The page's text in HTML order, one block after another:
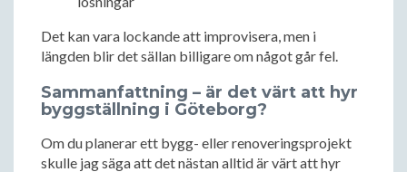
Det kan vara lockande att improvisera, men i
längden blir det sällan billigare om något går fel.
Sammanfattning – är det värt att hyr
byggställning i Göteborg?
Om du planerar ett bygg- eller renoveringsprojekt
skulle jag säga att det nästan alltid är värt att hyr